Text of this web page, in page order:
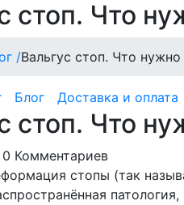
Блог Доставка и оплата
стоп. Что
/Вальгус стоп. Что
стоп. Что
0 Комментариев
стопы (так